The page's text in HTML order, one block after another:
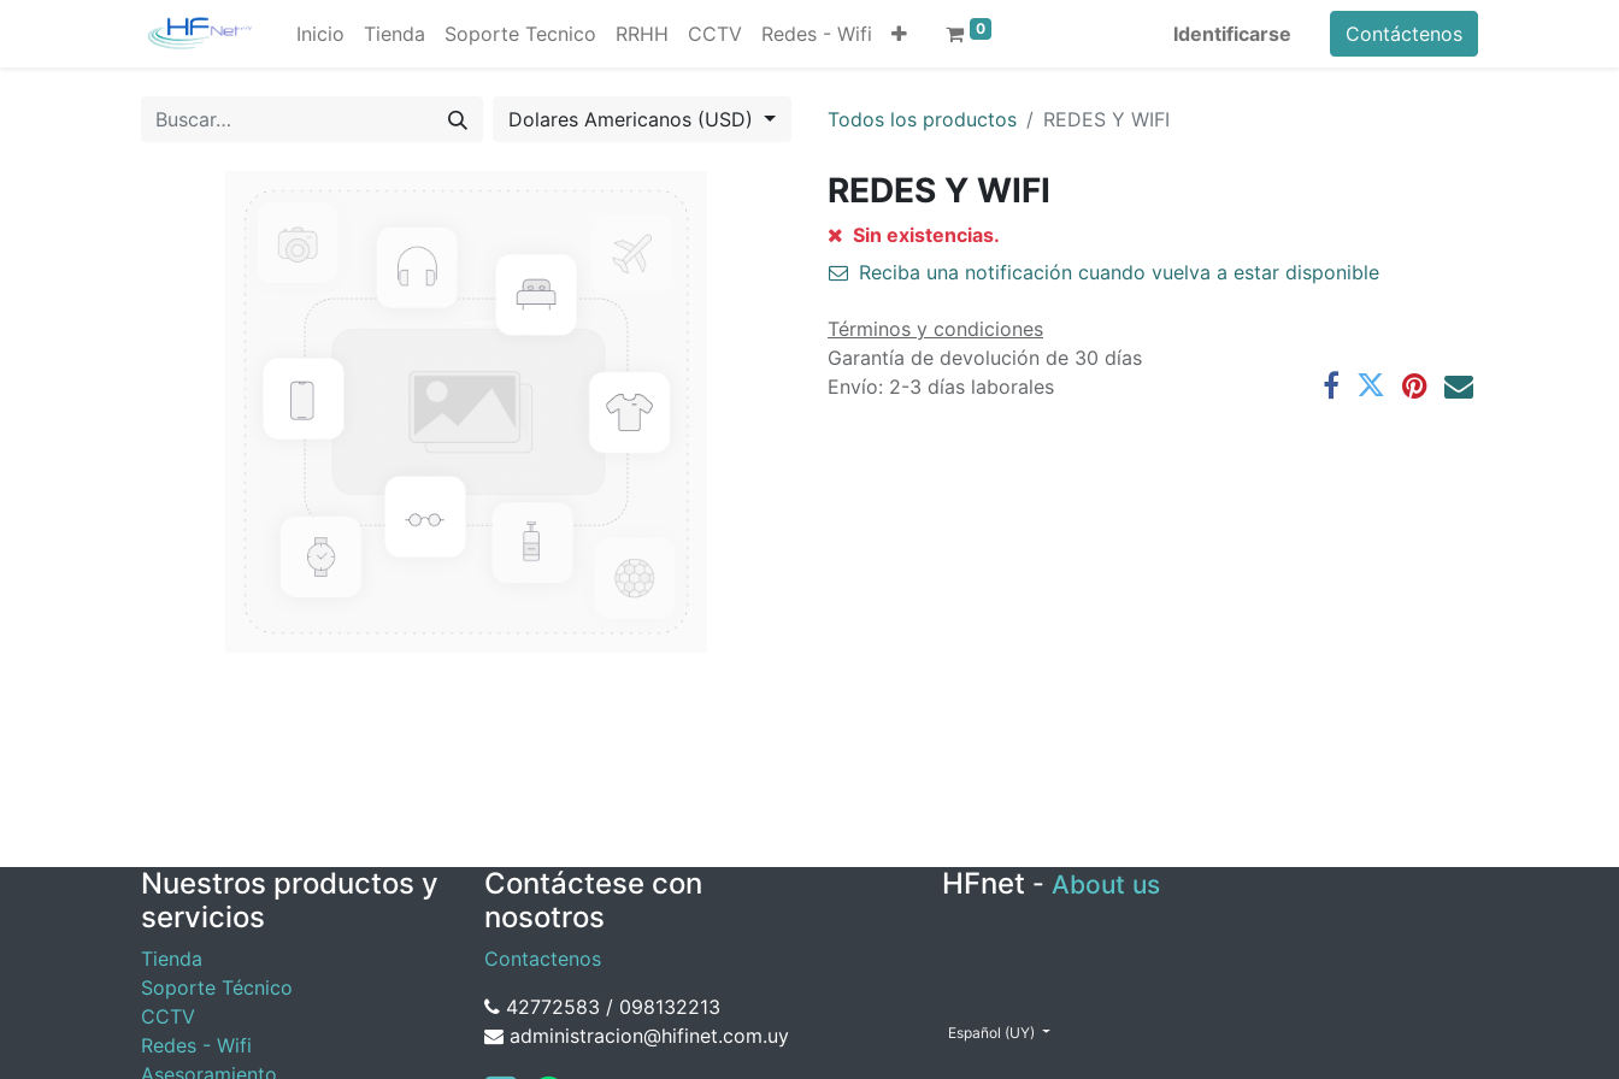
Inicio Tienda Soporte Tecnico RRHH CCTV Redes - Wifi 0 Identificarse Contáctenos
Dolares Americanos (USD) Todos los productos REDES Y WIFI
REDES Y WIFI
Sin existencias.
Reciba una notificación cuando vuelva a estar disponible
Términos y condiciones
Garantía de devolución de 30 días
Envío: 2-3 días laborales
Nuestros productos y
servicios
Tienda
Soporte Técnico
CCTV
Redes - Wifi
Asesoramiento
Contáctese con
nosotros
Contactenos
42772583 / 098132213
administracion@hifinet.com.uy
HFnet - About us
Español (UY)